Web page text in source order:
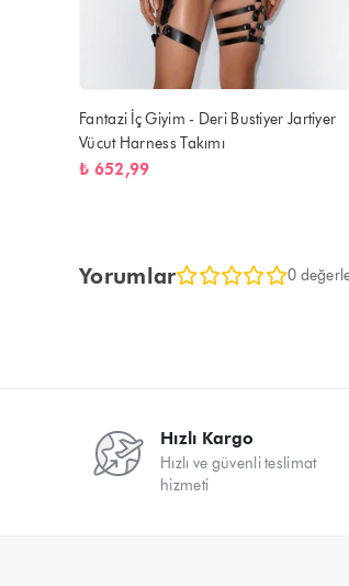
Fantazi İç Giyim - Deri Bustiyer Jartiyer
Vücut Harness Takımı
₺ 652,99
Yorumlar 0
Hızlı Kargo
Hızlı ve güvenli teslimat
hizmeti